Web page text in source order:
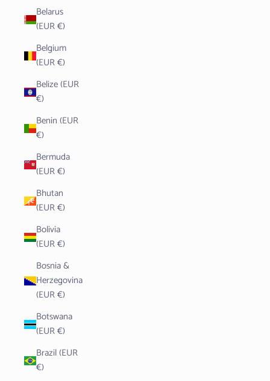
Belarus
(EUR €)
Belgium
(EUR €)
Belize (EUR
€)
Benin (EUR
€)
Bermuda
(EUR €)
Bhutan
(EUR €)
Bolivia
(EUR €)
Bosnia &
Herzegovina
(EUR €)
Botswana
(EUR €)
Brazil (EUR
€)